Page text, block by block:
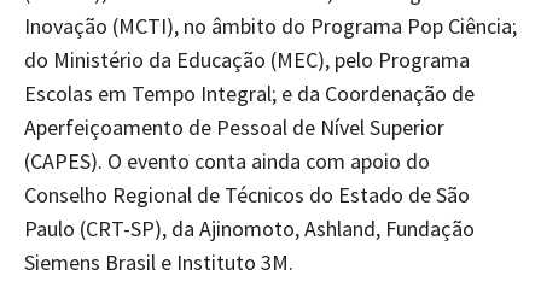
Inovação (MCTI), no âmbito do Programa Pop Ciência;
do Ministério da Educação (MEC), pelo Programa
Escolas em Tempo Integral; e da Coordenação de
Aperfeiçoamento de Pessoal de Nível Superior
(CAPES). O evento conta ainda com apoio do
Conselho Regional de Técnicos do Estado de São
Paulo (CRT-SP), da Ajinomoto, Ashland, Fundação
Siemens Brasil e Instituto 3M.